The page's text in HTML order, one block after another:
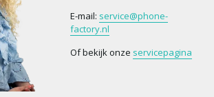
E-mail: service@phone-
factory.nl
Of bekijk onze servicepagina